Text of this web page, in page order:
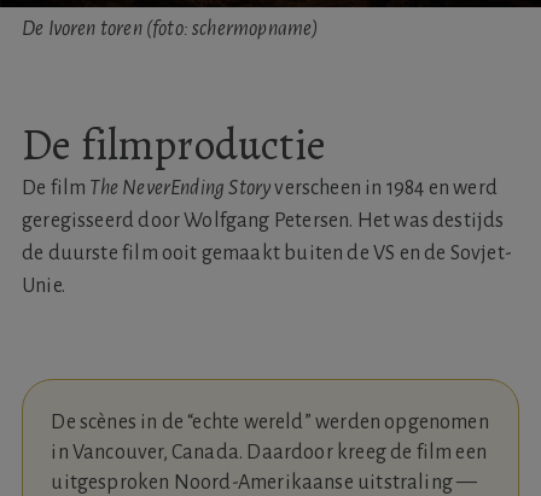
De Ivoren toren (foto: schermopname)
De filmproductie
De film The NeverEnding Storyverscheen in 1984 en werd
geregisseerd door Wolfgang Petersen. Het was destijds
de duurste film ooit gemaakt buiten de VS en de Sovjet-
Unie.
De scènes in de “echte wereld” werden opgenomen
in Vancouver, Canada. Daardoor kreeg de film een
uitgesproken Noord-Amerikaanse uitstraling —